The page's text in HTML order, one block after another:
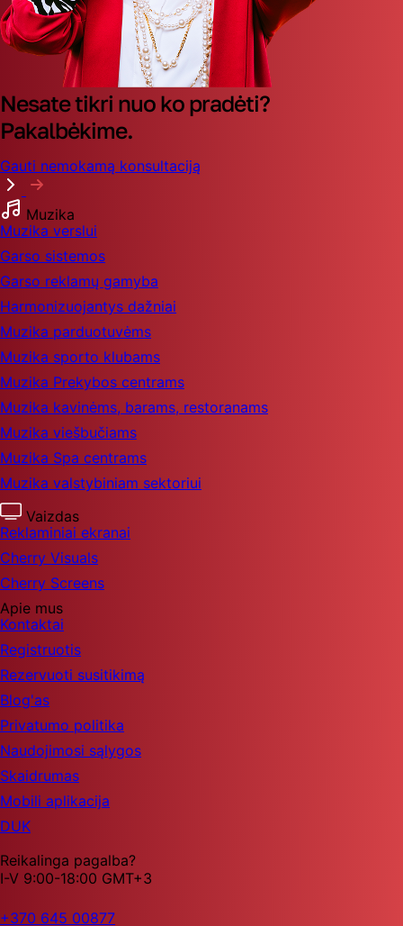
Nesate tikri nuo ko pradėti?
Pakalbėkime.
Gauti nemokamą konsultaciją
Muzika
Muzika verslui
Garso sistemos
Garso reklamų gamyba
Harmonizuojantys dažniai
Muzika parduotuvėms
Muzika sporto klubams
Muzika Prekybos centrams
Muzika kavinėms, barams, restoranams
Muzika viešbučiams
Muzika Spa centrams
Muzika valstybiniam sektoriui
Vaizdas
Reklaminiai ekranai
Cherry Visuals
Cherry Screens
Apie mus
Kontaktai
Registruotis
Rezervuoti susitikimą
Blog'as
Privatumo politika
Naudojimosi sąlygos
Skaidrumas
Mobili aplikacija
DUK
Reikalinga pagalba?
I-V 9:00-18:00 GMT+3
+370 645 00877